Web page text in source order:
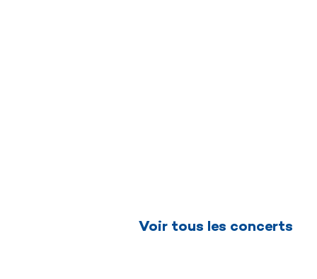
Voir tous les concerts